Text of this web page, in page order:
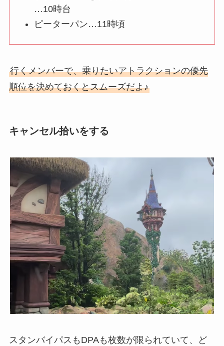
…10時台
ピーターパン…11時頃
行くメンバーで、乗りたいアトラクションの優先
順位を決めておくとスムーズだよ♪
キャンセル拾いをする
スタンバイパスもDPAも枚数が限られていて、ど